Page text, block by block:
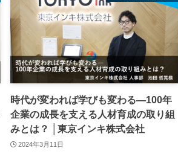
時代が変われば学びも変わる―100年
企業の成長を支える人材育成の取り組
みとは？ │東京インキ株式会社
2024年3月11日